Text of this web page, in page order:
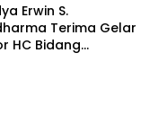
Erwin S.
Terima Gelar
HC Bidang